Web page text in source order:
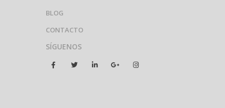
BLOG
CONTACTO
SÍGUENOS